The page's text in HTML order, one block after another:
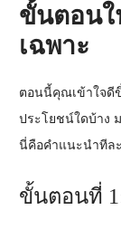
ขั้นตอนใ
เฉพาะ
ตอนนี้คุณเข้าใจดี
ประโยชน์ใดบ้าง
นี่คือคำแนะนำทีล
ขั้นตอนที่